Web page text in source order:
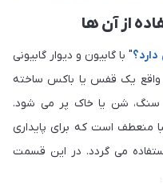
از آن ها
" با گابیون و دیوار گابیونی
واقع یک قفس یا باکس ساخته
سنگ، شن یا خاک پر می شود.
منعطف است که برای پایداری
می گردد. در این قسمت